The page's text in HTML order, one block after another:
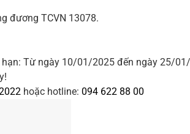
đương TCVN 13078.
Từ ngày 10/01/2025 đến ngày 25/
hoặc hotline: 094 622 88 00